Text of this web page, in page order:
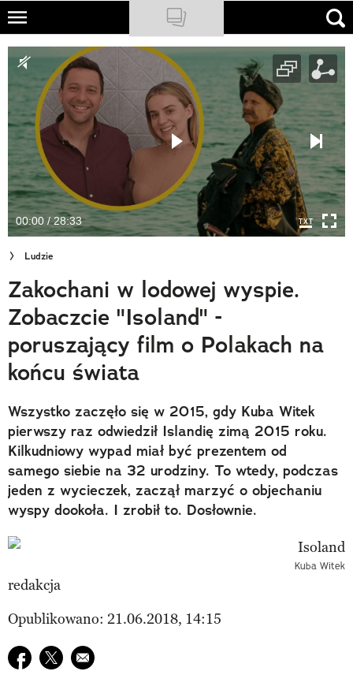
Skip
main
content
NATIONAL GEOGRAPHIC
TRAVELER
PODCASTY
Sklep
Newsletter
Cuda Polski
Wielki Konkurs Fotograficzny
Trendbook Podróżniczy
Polecane
00:00 / 28:33
Ludzie
Zakochani w lodowej wyspie.
Zobaczcie "Isoland" -
poruszający film o Polakach na
końcu świata
Wszystko zaczęło się w 2015, gdy Kuba Witek
pierwszy raz odwiedził Islandię zimą 2015 roku.
Kilkudniowy wypad miał być prezentem od
samego siebie na 32 urodziny. To wtedy, podczas
jeden z wycieczek, zaczął marzyć o objechaniu
wyspy dookoła. I zrobił to. Dosłownie.
Kuba Witek
redakcja
Opublikowano: 21.06.2018, 14:15
Udostępnij na facebook
Udostępnij na twitter
E-mail do przyjaciela